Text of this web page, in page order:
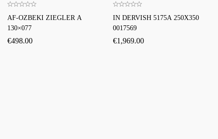
AF-OZBEKI ZIEGLER A
130×077
€498.00
IN DERVISH 5175A 250X350
0017569
€1,969.00